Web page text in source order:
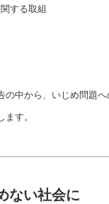
する取組
の中から、いじめ問題
す。
ない社会に